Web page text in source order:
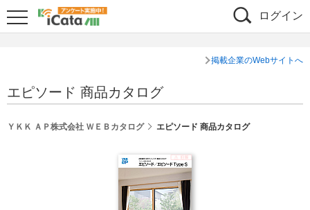
ログイン
掲載企業のWebサイトへ
エピソード 商品カタログ
ＹＫＫ ＡＰ株式会社 ＷＥＢカタログ エピソード 商品カタログ